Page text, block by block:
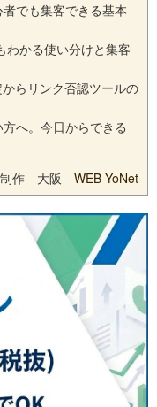
でも集客できる基本
わかる使い分けと集客
らリンク否認ツールの
へ。今日からできる
制作 大阪 WEB-YoNet